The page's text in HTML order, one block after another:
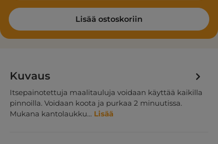
Lisää ostoskoriin
Kuvaus
Itsepainotettuja maalitauluja voidaan käyttää kaikilla
pinnoilla. Voidaan koota ja purkaa 2 minuutissa.
Mukana kantolaukku… Lisää